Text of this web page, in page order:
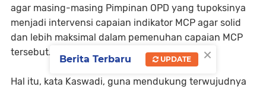
agar masing-masing Pimpinan OPD yang tupoksinya
menjadi intervensi capaian indikator MCP agar solid
dan lebih maksimal dalam pemenuhan capaian MCP
tersebut.
Hal itu, kata Kaswadi, guna mendukung terwujudnya
×
Berita Terbaru UPDATE